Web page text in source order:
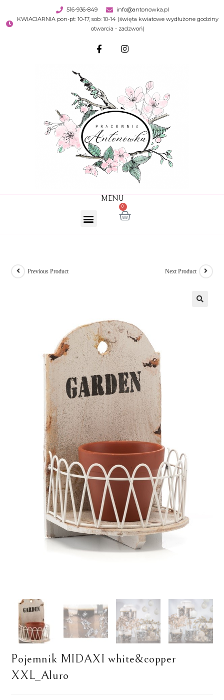
516-936-849
info@antonowka.pl
KWIACIARNIA pon-pt: 10-17, sob: 10-14 (święta kwiatowe wydłużone godziny
otwarcia - zadzwoń)
MENU
0
Previous Product Next Product
Pojemnik MIDAXI white&copper
XXL_Aluro